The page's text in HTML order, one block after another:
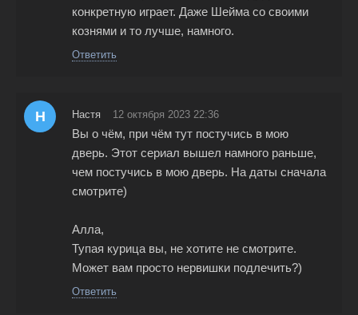
конкретную играет. Даже Шейма со своими
кознями и то лучше, намного.
Ответить
Н Настя 12 октября 2023 22:36
Вы о чëм, при чëм тут постучись в мою
дверь. Этот сериал вышел намного раньше,
чем постучись в мою дверь. На даты сначала
смотрите)
Алла,
Тупая курица вы, не хотите не смотрите.
Может вам просто нервишки подлечить?)
Ответить